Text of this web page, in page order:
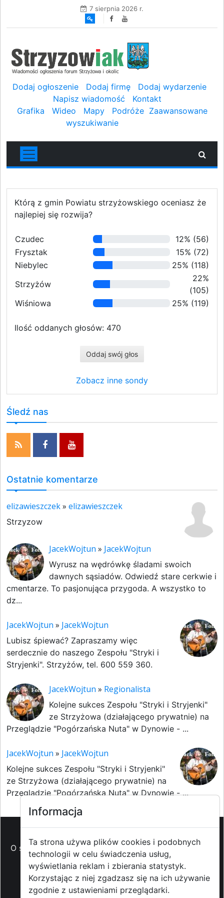
7 sierpnia 2026 r.
Dodaj ogłoszenie Dodaj firmę
Dodaj wydarzenie
Napisz wiadomość
Kontakt
Grafika
Wideo Mapy Podróże Zaawansowane
wyszukiwanie
Którą z gmin Powiatu strzyżowskiego oceniasz że
najlepiej się rozwija?
Czudec
12% (56)
Frysztak
15% (72)
Niebylec
25% (118)
Strzyżów
22%
(105)
Wiśniowa
25% (119)
Ilość oddanych głosów: 470
Oddaj swój głos
Zobacz inne sondy
Śledź nas
Ostatnie komentarze
elizawieszczek» elizawieszczek
Strzyzow
JacekWojtun » JacekWojtun
Wyrusz na wędrówkę śladami swoich
dawnych sąsiadów. Odwiedź stare cerkwie i
cmentarze. To pasjonująca przygoda. A wszystko to
dz...
JacekWojtun » JacekWojtun
Lubisz śpiewać? Zapraszamy więc
serdecznie do naszego Zespołu "Stryki i
Stryjenki". Strzyżów, tel. 600 559 360.
JacekWojtun » Regionalista
Kolejne sukces Zespołu "Stryki i Stryjenki"
ze Strzyżowa (działającego prywatnie) na
Przeglądzie "Pogórzańska Nuta" w Dynowie - ...
JacekWojtun » JacekWojtun
Kolejne sukces Zespołu "Stryki i Stryjenki"
ze Strzyżowa (działającego prywatnie) na
Przeglądzie "Pogórzańska Nuta" w Dynowie - ...
O strzyzowiak.pl-Reklama-Pomoc (FAQ)-Patronat
medialny - Prawa autorskie- Redakcja i
kontakt -Współpraca z mediami
Informacja
Ta strona używa plików cookies i podobnych
technologii w celu świadczenia usług,
wyświetlania reklam i zbierania statystyk.
Korzystając z niej zgadzasz się na ich używanie
zgodnie z ustawieniami przeglądarki.